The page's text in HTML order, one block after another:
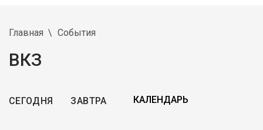
Главная События
ВКЗ
СЕГОДНЯ ЗАВТРА